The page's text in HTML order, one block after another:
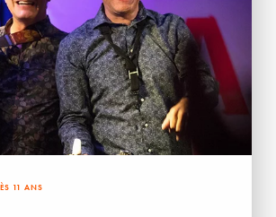
11 ANS